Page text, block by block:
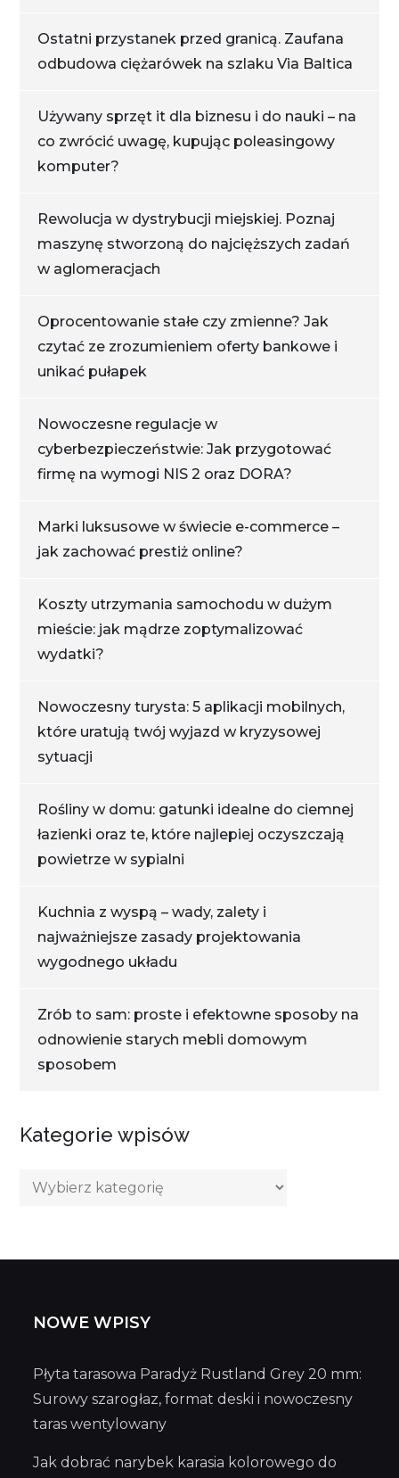
Ostatni przystanek przed granicą. Zaufana
odbudowa ciężarówek na szlaku Via Baltica
Używany sprzęt it dla biznesu i do nauki – na
co zwrócić uwagę, kupując poleasingowy
komputer?
Rewolucja w dystrybucji miejskiej. Poznaj
maszynę stworzoną do najcięższych zadań
w aglomeracjach
Oprocentowanie stałe czy zmienne? Jak
czytać ze zrozumieniem oferty bankowe i
unikać pułapek
Nowoczesne regulacje w
cyberbezpieczeństwie: Jak przygotować
firmę na wymogi NIS 2 oraz DORA?
Marki luksusowe w świecie e-commerce –
jak zachować prestiż online?
Koszty utrzymania samochodu w dużym
mieście: jak mądrze zoptymalizować
wydatki?
Nowoczesny turysta: 5 aplikacji mobilnych,
które uratują twój wyjazd w kryzysowej
sytuacji
Rośliny w domu: gatunki idealne do ciemnej
łazienki oraz te, które najlepiej oczyszczają
powietrze w sypialni
Kuchnia z wyspą – wady, zalety i
najważniejsze zasady projektowania
wygodnego układu
Zrób to sam: proste i efektowne sposoby na
odnowienie starych mebli domowym
sposobem
Kategorie wpisów
Kategorie
NOWE WPISY
Płyta tarasowa Paradyż Rustland Grey 20 mm:
Surowy szarogłaz, format deski i nowoczesny
taras wentylowany
Jak dobrać narybek karasia kolorowego do